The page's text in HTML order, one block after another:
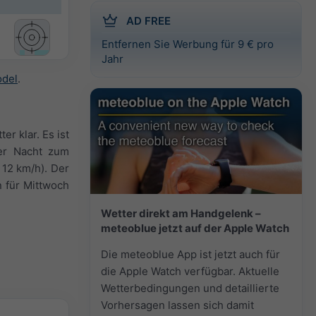
AD FREE
Entfernen Sie Werbung für 9 € pro
Jahr
Wetter direkt am Handgelenk –
meteoblue jetzt auf der Apple Watch
Die meteoblue App ist jetzt auch für
die Apple Watch verfügbar. Aktuelle
Wetterbedingungen und detaillierte
Vorhersagen lassen sich damit
.
klar. Es ist
Nacht zum
km/h). Der
für Mittwoch